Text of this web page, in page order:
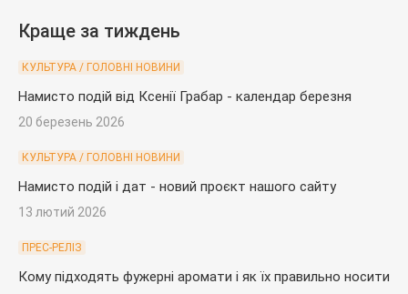
Краще за тиждень
КУЛЬТУРА / ГОЛОВНІ НОВИНИ
Намисто подій від Ксенії Грабар - календар березня
20 березень 2026
КУЛЬТУРА / ГОЛОВНІ НОВИНИ
Намисто подій і дат - новий проєкт нашого сайту
13 лютий 2026
ПРЕС-РЕЛІЗ
Кому підходять фужерні аромати і як їх правильно носити